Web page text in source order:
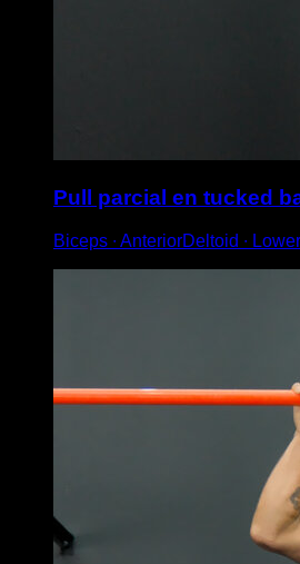
Pull parcial en tucked
Biceps ∙ AnteriorDeltoid ∙